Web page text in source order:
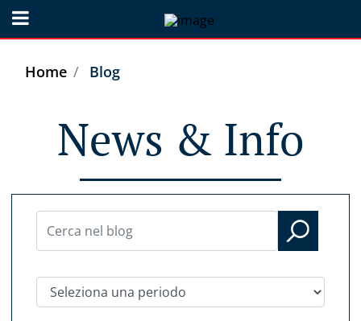
Open menu
Home Blog
News & Info
Seleziona una periodo